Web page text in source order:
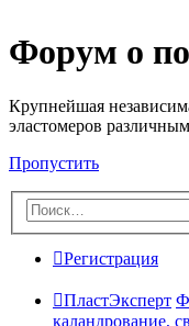
Форум о
Крупнейшая
эластомеров
Пропустить
Регистрация
ПластЭксперт
каландрование,